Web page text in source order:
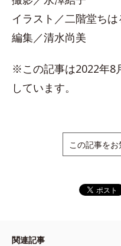
イラスト／二階堂ちは
編集／清水尚美
※この記事は2022年8
しています。
この記事を
関連記事